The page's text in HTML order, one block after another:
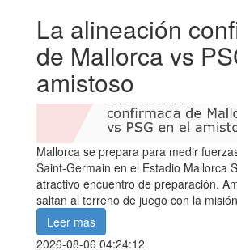
La alineación
de Mallorca vs
amistoso
Mallorca se prepara para medir
Saint-Germain en el Estadio Mallorca
atractivo encuentro de preparación.
saltan al terreno de juego con la
Leer más
2026-08-06 04:24:12